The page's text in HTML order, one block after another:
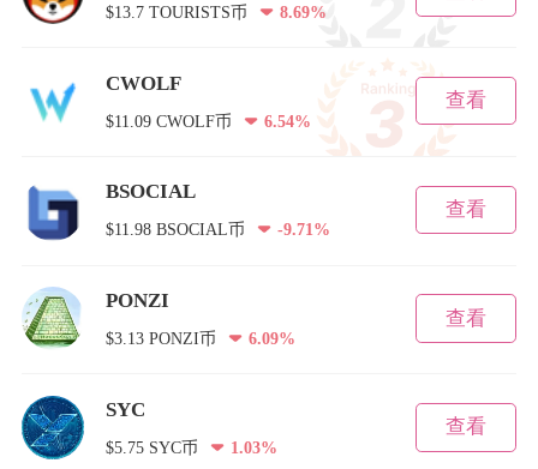
$13.7 TOURISTS币 8.69%
CWOLF
$11.09 CWOLF币 6.54%
查看
BSOCIAL
$11.98 BSOCIAL币 -9.71%
查看
PONZI
$3.13 PONZI币 6.09%
查看
SYC
$5.75 SYC币 1.03%
查看